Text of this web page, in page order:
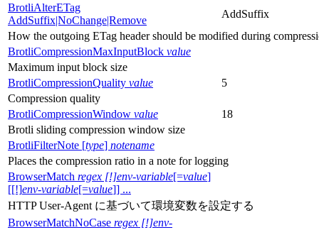
BrotliAlterETag
AddSuffix|NoChange|Remove
AddSuffix
How the outgoing ETag header should be modified during
BrotliCompressionMaxInputBlock value
Maximum input block size
BrotliCompressionQuality value
5
Compression quality
BrotliCompressionWindow value
18
Brotli sliding compression window size
BrotliFilterNote [type] notename
Places the compression ratio in a note for logging
BrowserMatch regex [!]env-variable[=value]
[[!]env-variable[=value]] ...
HTTP User-Agent に基づいて環境変数を設定する
BrowserMatchNoCase regex [!]env-